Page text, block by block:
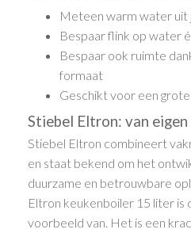
Meteen warm water uit
Bespaar flink op water
Bespaar ook ruimte
formaat
Geschikt voor een
Stiebel Eltron: van eigen
Stiebel Eltron combineert
en staat bekend om het
duurzame en betrouwbare
Eltron keukenboiler 15 liter is
voorbeeld van. Het is een